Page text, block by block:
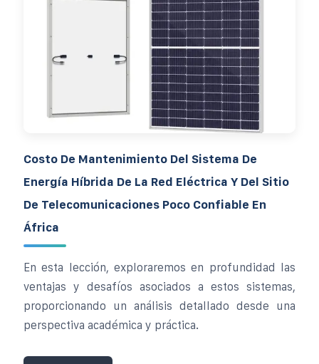
Costo De Mantenimiento Del Sistema De
Energía Híbrida De La Red Eléctrica Y Del Sitio
De Telecomunicaciones Poco Confiable En
África
En esta lección, exploraremos en profundidad las
ventajas y desafíos asociados a estos sistemas,
proporcionando un análisis detallado desde una
perspectiva académica y práctica.